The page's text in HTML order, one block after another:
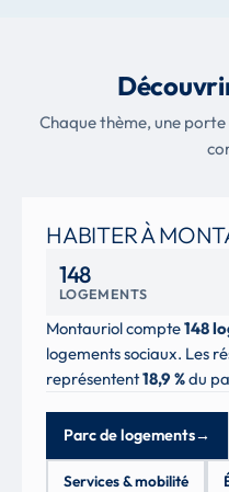
Chaque thème, une
HABITER À
148
LOGEMENTS
Montauriol compte148
logements sociaux. Les
représentent18,9 %du
Parc de logements→
Services & mobilité